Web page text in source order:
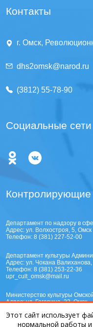
Контакты
г. Омск,
dhs2omsk@narod.ru
(3812) 55-78-90
Социальные сети
Контролирующие
Департамент по надзору в
Адрес: ул. Волхостроя, 5, Омск
Телефон: 8 (381) 227-52-00
Департамент культуры
Адрес: ул. Чокана
Телефон: 8 (381) 253-22-36
upr_cult_omsk@mail.ru
Министерство культуры
Адрес: ул. Гагарина, 22, Омск
mail@mincult.omskportal.ru
Министерство образования
Этот сайт использует
нормальной работы